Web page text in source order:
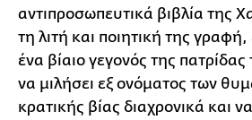
αντιπροσωπευτικά βιβλία της
τη λιτή και ποιητική της
ένα βίαιο γεγονός της
να μιλήσει εξ ονόματος των
κρατικής βίας διαχρονικά και